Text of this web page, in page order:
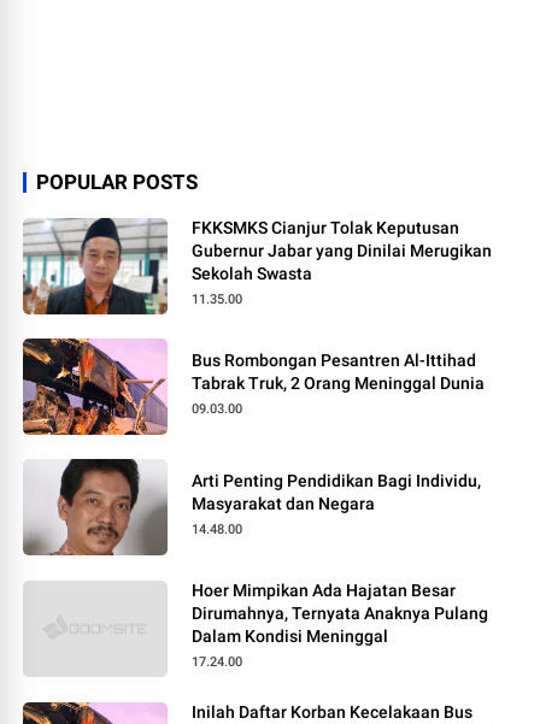
POPULAR POSTS
FKKSMKS Cianjur Tolak Keputusan
Gubernur Jabar yang Dinilai Merugikan
Sekolah Swasta
11.35.00
Bus Rombongan Pesantren Al-Ittihad
Tabrak Truk, 2 Orang Meninggal Dunia
09.03.00
Arti Penting Pendidikan Bagi Individu,
Masyarakat dan Negara
14.48.00
Hoer Mimpikan Ada Hajatan Besar
Dirumahnya, Ternyata Anaknya Pulang
Dalam Kondisi Meninggal
17.24.00
Inilah Daftar Korban Kecelakaan Bus